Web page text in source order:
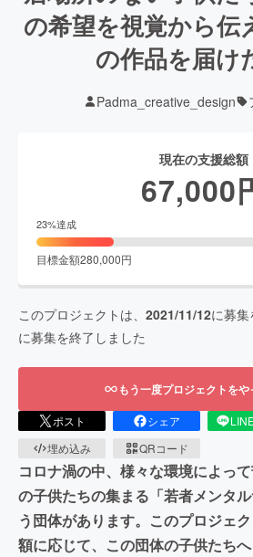
の希望を視覚から伝
の作品を届け
Padma_creative_design
現在の支援総額
67,000
23%達成
目標金額280,000円
このプロジェクトは、 2021/11/12に募集
に募集を終了しました
もう一度プロジェクトを
ポスト シェア
埋め込み
QRコード
コロナ渦の中、様々な環境によっ
の子供たちの集まる「若者メンタ
う団体があります。このプロジェ
額に応じて、この団体の子供たち